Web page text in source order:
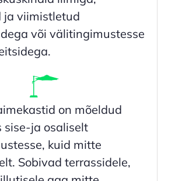
viimistletud
või välitingimustesse
on mõeldud
sise-ja osaliselt
kuid mitte
Sobivad terrassidele,